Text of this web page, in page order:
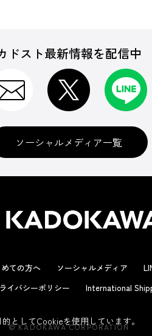
ドスト最新情報を配信中
ソーシャルメディア一覧
ての方へ ソーシャルメディア
イバシーポリシー International
© KADOKAWA CORPORATION
としてCookieを使用しています。